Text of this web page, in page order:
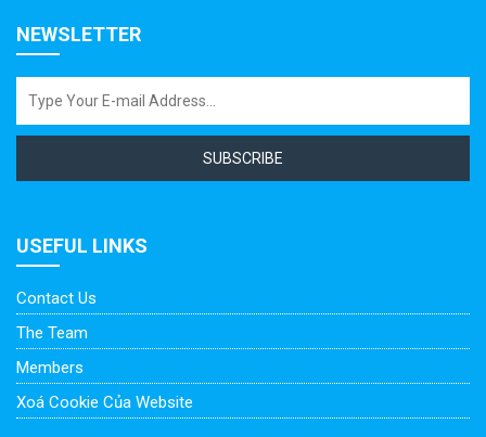
NEWSLETTER
SUBSCRIBE
USEFUL LINKS
Contact Us
The Team
Members
Xoá Cookie Của Website